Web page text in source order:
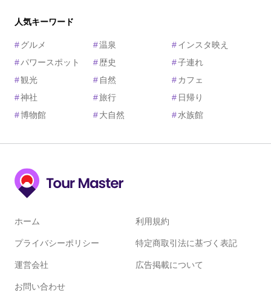
人気キーワード
#グルメ #温泉 #インスタ映え
#パワースポット #歴史 #子連れ
#観光 # 自然 # カフェ
#神社 #旅行 # 日帰り
#博物館 #大自然 #水族館
ホーム 利用規約
プライバシーポリシー 特定商取引法に基づく表記
運営会社 広告掲載について
お問い合わせ